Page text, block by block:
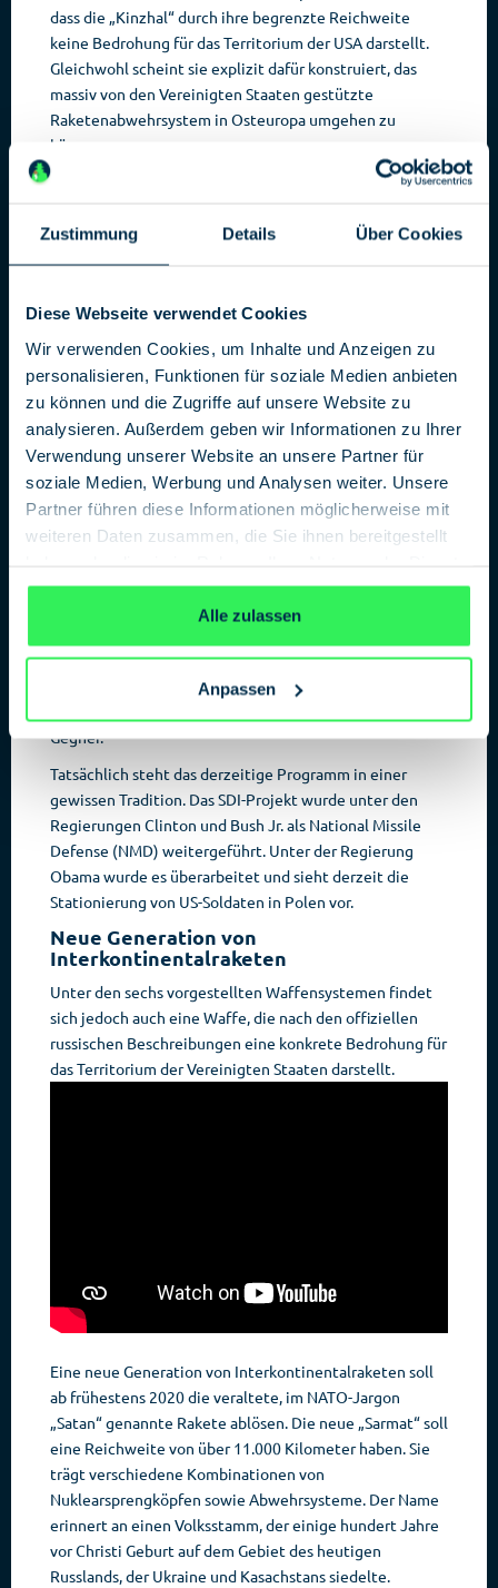
Zustimmung Details Über Cookies
Diese Webseite verwendet Cookies
Wir verwenden Cookies, um Inhalte und Anzeigen zu
personalisieren, Funktionen für soziale Medien anbieten
zu können und die Zugriffe auf unsere Website zu
analysieren. Außerdem geben wir Informationen zu Ihrer
Verwendung unserer Website an unsere Partner für
soziale Medien, Werbung und Analysen weiter. Unsere
Partner führen diese Informationen möglicherweise mit
weiteren Daten zusammen, die Sie ihnen bereitgestellt
gesammelt haben.Datenschutzerklärung
Alle zulassen
Anpassen
dass die „Kinzhal“ durch ihre begrenzte Reichweite
keine Bedrohung für das Territorium der USA darstellt.
Gleichwohl scheint sie explizit dafür konstruiert, das
massiv von den Vereinigten Staaten gestützte
Raketenabwehrsystem in Osteuropa umgehen zu
können.
NATO-Raketenschild: Schutz oder
Russland sieht in diesem Raketenschild eine direkte
Bedrohung. Die NATO und insbesondere die USA
gegen potenzielle Angriffe seitens Nordkoreas oder des
Möglicherweise erinnert man sich hier an das unter
(Strategic Defense Initiative) Programm. Dieses hatte
einen Raketenschild zu Land, Wasser, Luft und sogar im
Gegner.
Tatsächlich steht das derzeitige Programm in einer
gewissen Tradition. Das SDI-Projekt wurde unter den
Regierungen Clinton und Bush Jr. als National Missile
Defense (NMD) weitergeführt. Unter der Regierung
Obama wurde es überarbeitet und sieht derzeit die
Stationierung von US-Soldaten in Polen vor.
Neue Generation von
Interkontinentalraketen
Unter den sechs vorgestellten Waffensystemen findet
sich jedoch auch eine Waffe, die nach den offiziellen
russischen Beschreibungen eine konkrete Bedrohung für
das Territorium der Vereinigten Staaten darstellt.
Eine neue Generation von Interkontinentalraketen soll
ab frühestens 2020 die veraltete, im NATO-Jargon
„Satan“ genannte Rakete ablösen. Die neue „Sarmat“ soll
eine Reichweite von über 11.000 Kilometer haben. Sie
trägt verschiedene Kombinationen von
Nuklearsprengköpfen sowie Abwehrsysteme. Der Name
erinnert an einen Volksstamm, der einige hundert Jahre
vor Christi Geburt auf dem Gebiet des heutigen
Russlands, der Ukraine und Kasachstans siedelte.